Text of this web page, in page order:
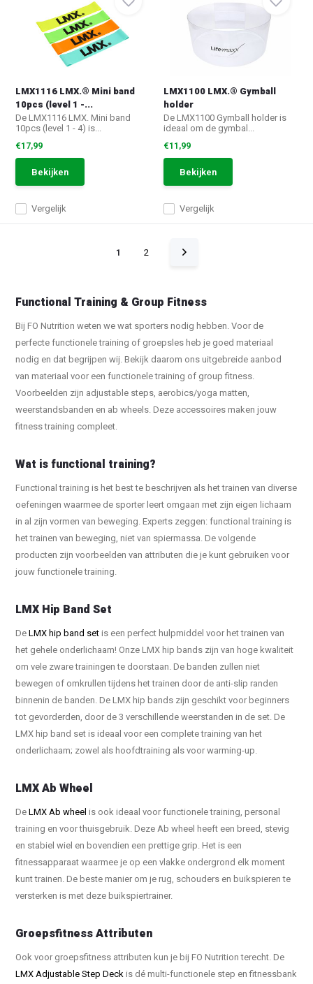
LMX1116 LMX.® Mini band
10pcs (level 1 -...
De LMX1116 LMX. Mini band
10pcs (level 1 - 4) is...
Vergelijk
€17,99
Bekijken
LMX1100 LMX.® Gymball
holder
De LMX1100 Gymball holder is
ideaal om de gymbal...
Vergelijk
€11,99
Bekijken
1 2
Functional Training & Group Fitness
Bij FO Nutrition weten we wat sporters nodig hebben. Voor de
perfecte functionele training of groepsles heb je goed materiaal
nodig en dat begrijpen wij. Bekijk daarom ons uitgebreide aanbod
van materiaal voor een functionele training of group fitness.
Voorbeelden zijn adjustable steps, aerobics/yoga matten,
weerstandsbanden en ab wheels. Deze accessoires maken jouw
fitness training compleet.
Wat is functional training?
Functional training is het best te beschrijven als het trainen van diverse
oefeningen waarmee de sporter leert omgaan met zijn eigen lichaam
in al zijn vormen van beweging. Experts zeggen: functional training is
het trainen van beweging, niet van spiermassa. De volgende
producten zijn voorbeelden van attributen die je kunt gebruiken voor
jouw functionele training.
LMX Hip Band Set
DeLMX hip band set is een perfect hulpmiddel voor het trainen van
het gehele onderlichaam! Onze LMX hip bands zijn van hoge kwaliteit
om vele zware trainingen te doorstaan. De banden zullen niet
bewegen of omkrullen tijdens het trainen door de anti-slip randen
binnenin de banden. De LMX hip bands zijn geschikt voor beginners
tot gevorderden, door de 3 verschillende weerstanden in de set. De
LMX hip band set is ideaal voor een complete training van het
onderlichaam; zowel als hoofdtraining als voor warming-up.
LMX Ab Wheel
DeLMX Ab wheel is ook ideaal voor functionele training, personal
training en voor thuisgebruik. Deze Ab wheel heeft een breed, stevig
en stabiel wiel en bovendien een prettige grip. Het is een
fitnessapparaat waarmee je op een vlakke ondergrond elk moment
kunt trainen. De beste manier om je rug, schouders en buikspieren te
versterken is met deze buikspiertrainer.
Groepsfitness Attributen
Ook voor groepsfitness attributen kun je bij FO Nutrition terecht. De
LMX Adjustable Step Deck is dé multi-functionele step en fitnessbank